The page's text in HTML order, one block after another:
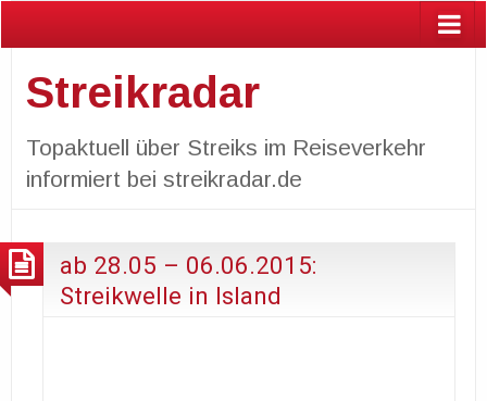
Streikradar
Topaktuell über Streiks im Reiseverkehr
informiert bei streikradar.de
ab 28.05 – 06.06.2015:
Streikwelle in Island